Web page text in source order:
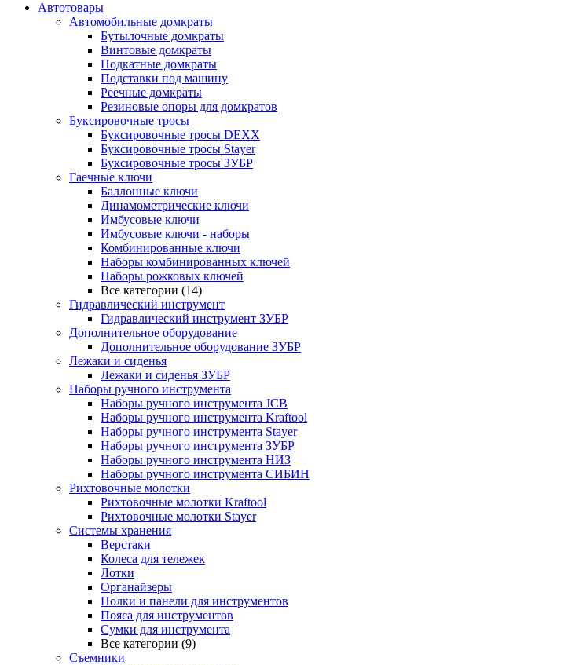
Автотовары
Автомобильные домкраты
Бутылочные домкраты
Винтовые домкраты
Подкатные домкраты
Подставки под машину
Реечные домкраты
Резиновые опоры для домкратов
Буксировочные тросы
Буксировочные тросы DEXX
Буксировочные тросы Stayer
Буксировочные тросы ЗУБР
Гаечные ключи
Баллонные ключи
Динамометрические ключи
Имбусовые ключи
Имбусовые ключи - наборы
Комбинированные ключи
Наборы комбинированных ключей
Наборы рожковых ключей
Все категории (14)
Гидравлический инструмент
Гидравлический инструмент ЗУБР
Дополнительное оборудование
Дополнительное оборудование ЗУБР
Лежаки и сиденья
Лежаки и сиденья ЗУБР
Наборы ручного инструмента
Наборы ручного инструмента JCB
Наборы ручного инструмента Kraftool
Наборы ручного инструмента Stayer
Наборы ручного инструмента ЗУБР
Наборы ручного инструмента НИЗ
Наборы ручного инструмента СИБИН
Рихтовочные молотки
Рихтовочные молотки Kraftool
Рихтовочные молотки Stayer
Системы хранения
Верстаки
Колеса для тележек
Лотки
Органайзеры
Полки и панели для инструментов
Пояса для инструментов
Сумки для инструмента
Все категории (9)
Съемники